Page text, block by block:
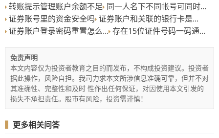
转账提示管理账户余额不足 同一人名下不同帐号可同时...
证券账号里的资金安全吗 证券账户和关联的银行卡是...
证券账户登录密码重置怎么... 存在15位证件号码一码通...
免责声明
本文内容仅为投资者教育之目的而发布，不构成投资建议。投资者
据此操作，风险自担。我司力求本文所涉信息准确可靠，但并不对
其准确性、完整性和及时 性作出任何保证，对因使用本文引发的
损失不承担责任。股市有风险，投资需谨慎！
▍ 更多相关问答